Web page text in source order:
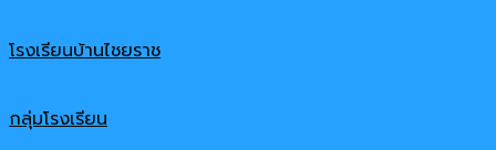
โรงเรียนบ้านไชยราช
กลุ่มโรงเรียน